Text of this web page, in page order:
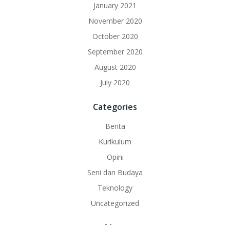
January 2021
November 2020
October 2020
September 2020
August 2020
July 2020
Categories
Berita
Kurikulum
Opini
Seni dan Budaya
Teknology
Uncategorized